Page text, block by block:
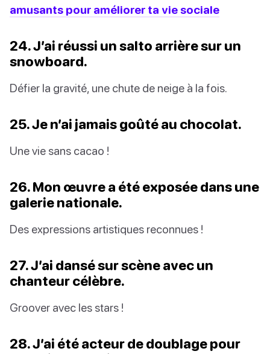
amusants pour améliorer ta vie sociale
24. J’ai réussi un salto arrière sur un
snowboard.
Défier la gravité, une chute de neige à la fois.
25. Je n’ai jamais goûté au chocolat.
Une vie sans cacao !
26. Mon œuvre a été exposée dans une
galerie nationale.
Des expressions artistiques reconnues !
27. J’ai dansé sur scène avec un
chanteur célèbre.
Groover avec les stars !
28. J’ai été acteur de doublage pour